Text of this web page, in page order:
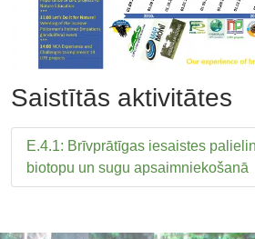
Saistītās aktivitātes
E.4.1: Brīvprātīgas iesaistes
biotopu un sugu apsaimniekošanā